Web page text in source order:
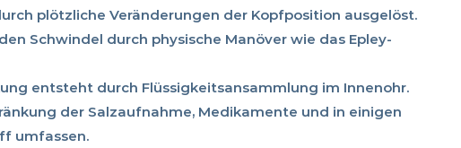
plötzliche Veränderungen der Kopfposition ausgelöst.
Schwindel durch physische Manöver wie das Epley-
entsteht durch Flüssigkeitsansammlung im Innenohr.
der Salzaufnahme, Medikamente und in einigen
umfassen.